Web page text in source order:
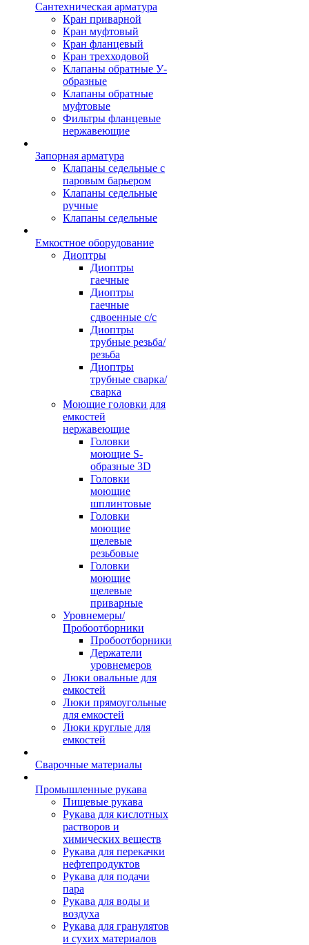
Сантехническая арматура
Кран приварной
Кран муфтовый
Кран фланцевый
Кран трехходовой
Клапаны обратные У-
образные
Клапаны обратные
муфтовые
Фильтры фланцевые
нержавеющие
Запорная арматура
Клапаны седельные с
паровым барьером
Клапаны седельные
ручные
Клапаны седельные
Емкостное оборудование
Диоптры
Диоптры
гаечные
Диоптры
гаечные
сдвоенные c/c
Диоптры
трубные резьба/
резьба
Диоптры
трубные сварка/
сварка
Моющие головки для
емкостей
нержавеющие
Головки
моющие S-
образные 3D
Головки
моющие
шплинтовые
Головки
моющие
щелевые
резьбовые
Головки
моющие
щелевые
приварные
Уровнемеры/
Пробоотборники
Пробоотборники
Держатели
уровнемеров
Люки овальные для
емкостей
Люки прямоугольные
для емкостей
Люки круглые для
емкостей
Сварочные материалы
Промышленные рукава
Пищевые рукава
Рукава для кислотных
растворов и
химических веществ
Рукава для перекачки
нефтепродуктов
Рукава для подачи
пара
Рукава для воды и
воздуха
Рукава для гранулятов
и сухих материалов